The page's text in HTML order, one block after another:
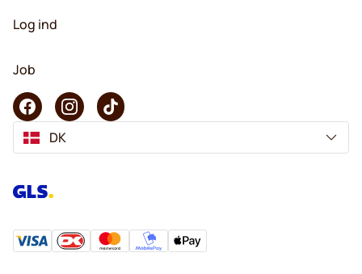
Log ind
Job
DK